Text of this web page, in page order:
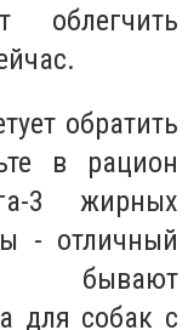
облегчить
обратить
в рацион
3 жирных
- отличный
для собак с